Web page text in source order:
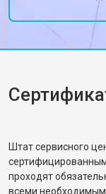
Штат сервисного
проходят
всеми